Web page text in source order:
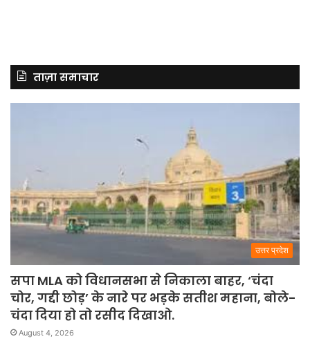
ताज़ा समाचार
उत्तर प्रदेश
सपा MLA को विधानसभा से निकाला बाहर, ‘चंदा
चोर, गद्दी छोड़’ के नारे पर भड़के सतीश महाना, बोले-
चंदा दिया हो तो रसीद दिखाओ.
August 4, 2026